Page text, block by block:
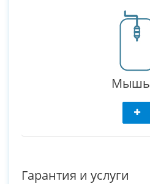
Мышь
Гарантия и услуги